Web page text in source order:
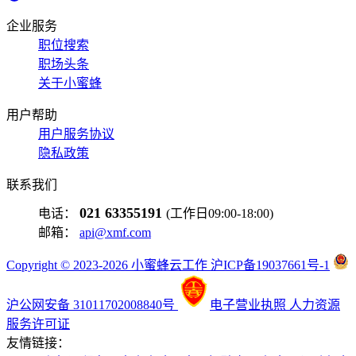
企业服务
职位搜索
职场头条
关于小蜜蜂
用户帮助
用户服务协议
隐私政策
联系我们
电话： 021 63355191 (工作日09:00-18:00)
邮箱： api@xmf.com
Copyright © 2023-2026 小蜜蜂云工作 沪ICP备19037661号-1
沪公网安备 31011702008840号 电子营业执照 人力资源
服务许可证
友情链接：